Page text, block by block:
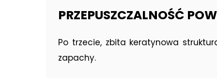
PRZEPUSZCZALNOŚĆ
Po trzecie, zbita keratynowa
zapachy.